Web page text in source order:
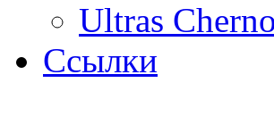
Ultras
Ссылки